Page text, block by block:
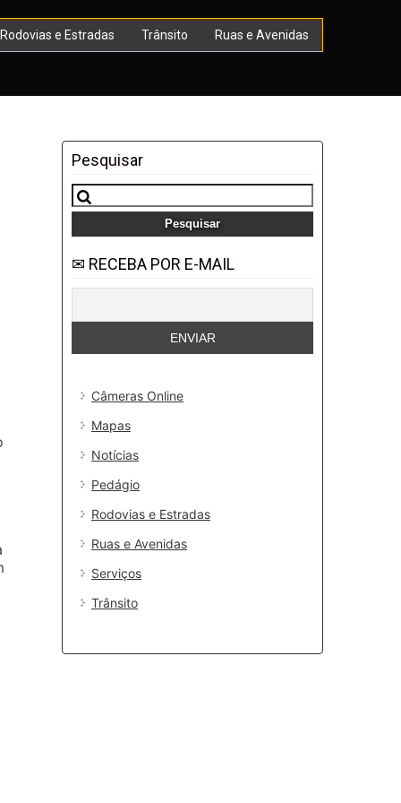
Rodovias e Estradas Trânsito Ruas e Avenidas
Pesquisar
Pesquisar
por:
✉ RECEBA POR E-MAIL
Câmeras Online
Mapas
Notícias
Pedágio
Rodovias e Estradas
Ruas e Avenidas
Serviços
Trânsito